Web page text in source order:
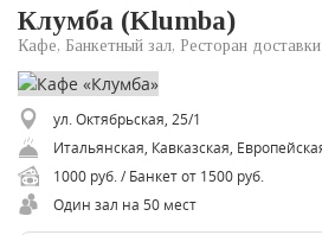
Клумба (Klumba)
Кафе, Банкетный зал, Ресторан доставки
ул. Октябрьская, 25/1
1000 руб. / Банкет от 1500 руб.
Один зал на 50 мест